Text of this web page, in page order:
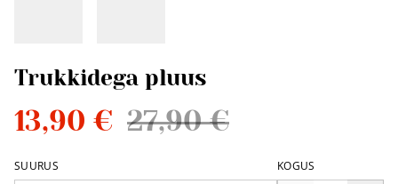
Trukkidega pluus
13,90 € 27,90 €
SUURUS KOGUS